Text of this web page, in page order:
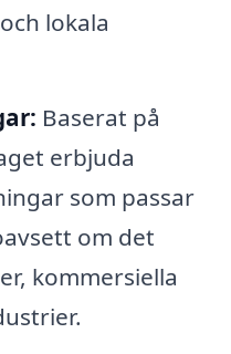
lokala
Baserat på
erbjuda
som passar
om det
kommersiella